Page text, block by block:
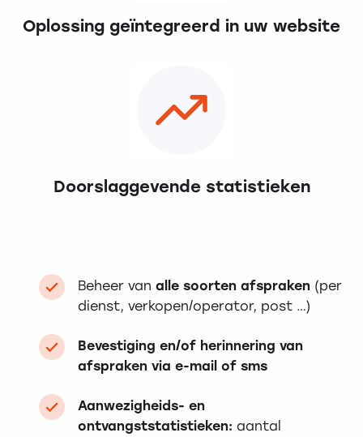
Oplossing geïntegreerd in uw website
Doorslaggevende statistieken
Beheer van alle soorten afspraken (per
dienst, verkopen/operator, post …)
Bevestiging en/of herinnering van
afspraken via e-mail of sms
Aanwezigheids- en
ontvangststatistieken: aantal